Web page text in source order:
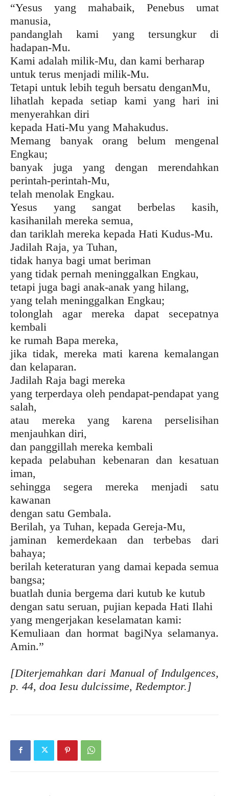
“Yesus yang mahabaik, Penebus umat
manusia,
pandanglah kami yang tersungkur di
hadapan-Mu.
Kami adalah milik-Mu, dan kami berharap
untuk terus menjadi milik-Mu.
Tetapi untuk lebih teguh bersatu denganMu,
lihatlah kepada setiap kami yang hari ini
menyerahkan diri
kepada Hati-Mu yang Mahakudus.
Memang banyak orang belum mengenal
Engkau;
banyak juga yang dengan merendahkan
perintah-perintah-Mu,
telah menolak Engkau.
Yesus yang sangat berbelas kasih,
kasihanilah mereka semua,
dan tariklah mereka kepada Hati Kudus-Mu.
Jadilah Raja, ya Tuhan,
tidak hanya bagi umat beriman
yang tidak pernah meninggalkan Engkau,
tetapi juga bagi anak-anak yang hilang,
yang telah meninggalkan Engkau;
tolonglah agar mereka dapat secepatnya
kembali
ke rumah Bapa mereka,
jika tidak, mereka mati karena kemalangan
dan kelaparan.
Jadilah Raja bagi mereka
yang terperdaya oleh pendapat-pendapat yang
salah,
atau mereka yang karena perselisihan
menjauhkan diri,
dan panggillah mereka kembali
kepada pelabuhan kebenaran dan kesatuan
iman,
sehingga segera mereka menjadi satu
kawanan
dengan satu Gembala.
Berilah, ya Tuhan, kepada Gereja-Mu,
jaminan kemerdekaan dan terbebas dari
bahaya;
berilah keteraturan yang damai kepada semua
bangsa;
buatlah dunia bergema dari kutub ke kutub
dengan satu seruan, pujian kepada Hati Ilahi
yang mengerjakan keselamatan kami:
Kemuliaan dan hormat bagiNya selamanya.
Amin.”
[Diterjemahkan dari Manual of Indulgences,
p. 44, doa Iesu dulcissime, Redemptor.]